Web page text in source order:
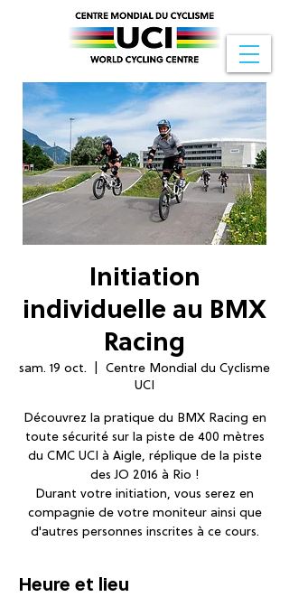
Initiation
individuelle au BMX
Racing
sam. 19 oct.
Centre Mondial du Cyclisme
UCI
Découvrez la pratique du BMX Racing en
toute sécurité sur la piste de 400 mètres
du CMC UCI à Aigle, réplique de la piste
des JO 2016 à Rio !
Durant votre initiation, vous serez en
compagnie de votre moniteur ainsi que
d'autres personnes inscrites à ce cours.
Heure et lieu